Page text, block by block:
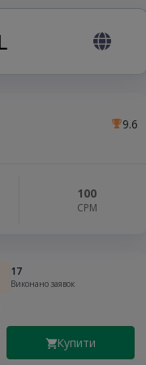
9.6
100
СРМ
17
Виконано заявок
Купити